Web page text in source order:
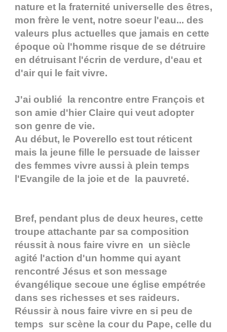
nature et la fraternité universelle des êtres,
mon frère le vent, notre soeur l'eau... des
valeurs plus actuelles que jamais en cette
époque où l'homme risque de se détruire
en détruisant l'écrin de verdure, d'eau et
d'air qui le fait vivre.
J'ai oublié la rencontre entre François et
son amie d'hier Claire qui veut adopter
son genre de vie.
Au début, le Poverello est tout réticent
mais la jeune fille le persuade de laisser
des femmes vivre aussi à plein temps
l'Evangile de la joie et de la pauvreté.
Bref, pendant plus de deux heures, cette
troupe attachante par sa composition
réussit à nous faire vivre en un siècle
agité l'action d'un homme qui ayant
rencontré Jésus et son message
évangélique secoue une église empétrée
dans ses richesses et ses raideurs.
Réussir à nous faire vivre en si peu de
temps sur scène la cour du Pape, celle du